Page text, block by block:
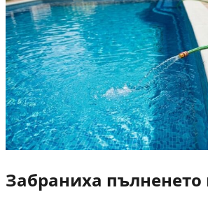
Забраниха